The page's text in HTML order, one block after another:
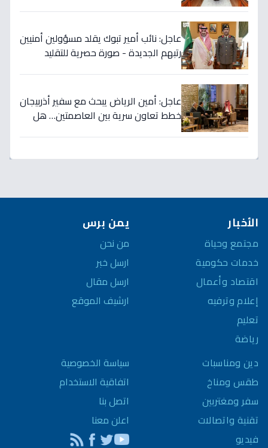
عاجل: نائب أمير تبوك يقلد مسؤولين أمنيين
رتبهم الجديدة - صورة حصرية للتقليد
عاجل: أمين الرياض يبحث مع سفير أذربيجان
خطط تعاون سرية بين العاصمتين… هل
الأخبار
مجتمع وحياة
خدمات حكومية
اقتصاد وأعمال
إعلام وترفيه
تعليم
رياضة
دين ومناسبات
طقس ومناخ
سفر ومغتربين
تقنية واتصالات
فيديو
يمن برس
من نحن
ارسل خبر
ارسل مقال
ارشيف الموقع
سياسة الخصوصية
اتفاقية الاستخدام
اتصل بنا
اعلن معنا